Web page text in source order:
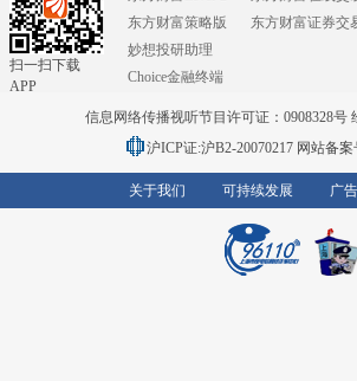
扫一扫下载
APP
东方财富策略版
妙想投研助理
Choice金融终端
东方财富证券交
信息网络传播视听节目许可证：0908328号
沪ICP证:沪B2-20070217 网站备案
关于我们 可持续发展 广